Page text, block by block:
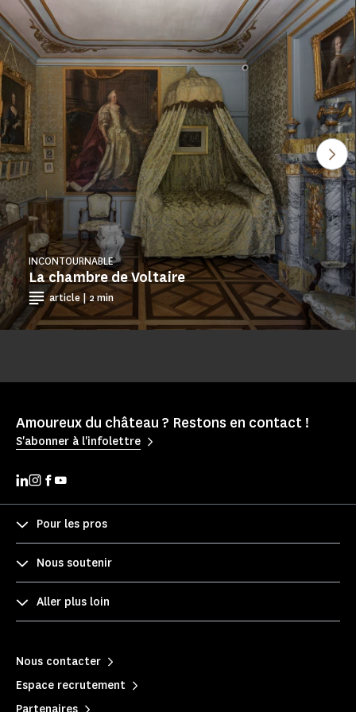
La chambre de Voltaire
INCONTOURNABLE
article | 2 min
Amoureux du château ? Restons en contact !
S'abonner à l'infolettre
Pour les pros
Nous soutenir
Aller plus loin
Nous contacter
Espace recrutement